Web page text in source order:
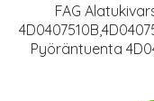
FAG
Pyöräntuenta